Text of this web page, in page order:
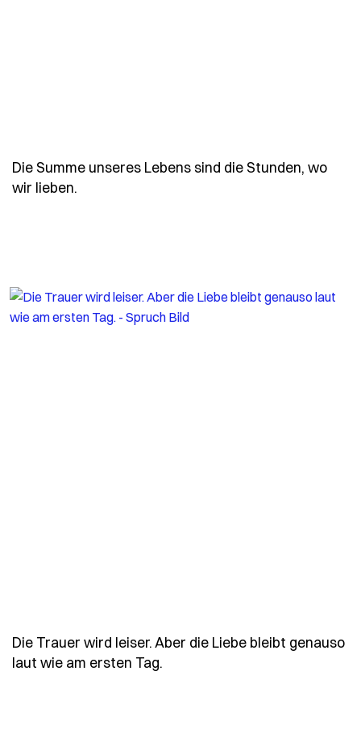
Die Summe unseres Lebens sind die Stunden, wo
wir lieben.
Die Trauer wird leiser. Aber die Liebe bleibt genauso
laut wie am ersten Tag.